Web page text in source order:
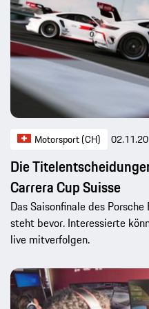
Motorsport (CH)
Die
Carrera Cup Suisse
Das Saisonfinale des
steht bevor. Interessierte
live mitverfolgen.